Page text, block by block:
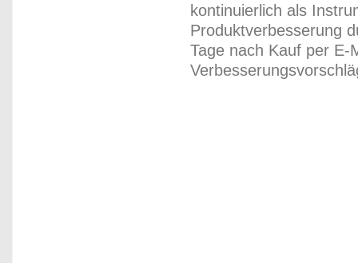
kontinuierlich als
Produktverbesserung
Tage nach Kauf per E-